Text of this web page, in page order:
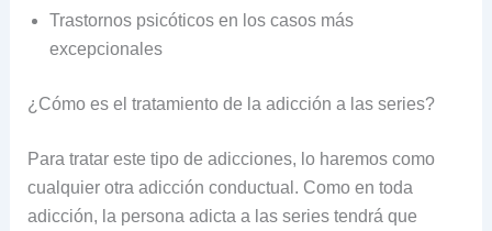
Trastornos psicóticos en los casos más
excepcionales
¿Cómo es el tratamiento de la adicción a las series?
Para tratar este tipo de adicciones, lo haremos como
cualquier otra adicción conductual. Como en toda
adicción, la persona adicta a las series tendrá que